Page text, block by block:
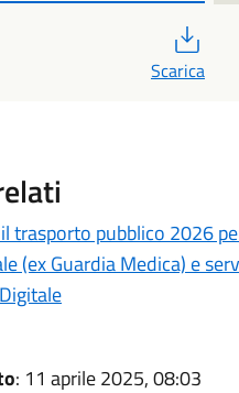
Scarica
trasporto pubblico 2026
(ex Guardia Medica) e
: 11 aprile 2025, 08:03